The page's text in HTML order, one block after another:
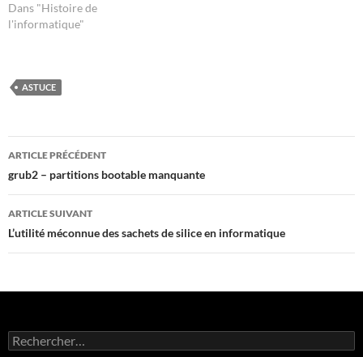
Dans "Histoire de
l'informatique"
ASTUCE
Navigation
des
articles
ARTICLE PRÉCÉDENT
grub2 – partitions bootable manquante
ARTICLE SUIVANT
L’utilité méconnue des sachets de silice en informatique
Rechercher :